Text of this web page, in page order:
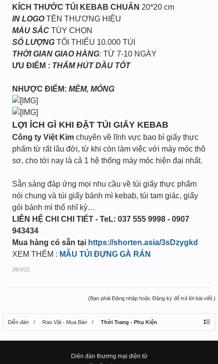
KÍCH THƯỚC TÚI KEBAB CHUẨN 20*20 cm
IN LOGOTÊN THƯƠNG HIỆU
MÀU SẮC TÙY CHỌN
SỐ LƯỢNG TỐI THIỂU 10.000 TÚI
THỜI GIAN GIAO HÀNG: TỪ 7-10 NGÀY
ƯU ĐIỂM : THẤM HÚT DẦU TỐT
NHƯỢC ĐIỂM: MỀM, MỎNG
LỢI ÍCH GÌ KHI ĐẶT TÚI GIẤY KEBAB
Công ty Việt Kim chuyên về lĩnh vực bao bì giấy thực
phẩm từ rất lâu đời, từ khi còn làm việc với máy móc thô
sơ, cho tới nay là cả 1 hệ thống máy móc hiện đại nhất.
Sẵn sàng đáp ứng mọi nhu cầu về túi giấy thực phẩm
nói chung và túi giấy bánh mì kebab, túi tam giác, giấy
gói bánh mì thổ nhĩ kỳ…
LIÊN HỆ CHI CHI TIẾT - TeL: 037 555 9998 - 0907
943434
Mua hàng có sẵn tại https://shorten.asia/3sDzygkd
XEM THÊM : MẪU TÚI ĐỰNG GÀ RÁN
28/3/22
(Bạn phải Đăng nhập hoặc Đăng ký để trả lời bài viết.)
Diễn đàn Rao Vặt - Mua Bán Thời Trang - Phụ Kiện
Diên đàn thương mại điện tử